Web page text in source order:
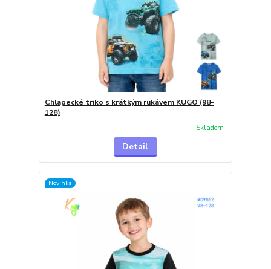
Chlapecké triko s krátkým rukávem KUGO (98-
128)
Skladem
Detail
Novinka